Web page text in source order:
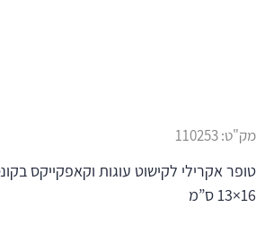
מק"ט:110253
טופר אקרילי לקישוט עוגות וקאפקייקס
16×13 ס”מ